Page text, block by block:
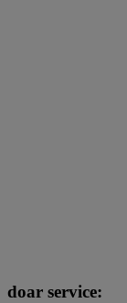
doar service: